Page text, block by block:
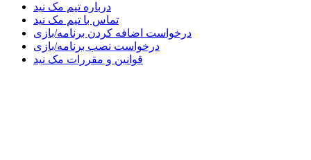
درباره تیم مک نید
تماس با تیم مک نید
درخواست اضافه کردن برنامه/بازی
درخواست نصب برنامه/بازی
قوانین و مقررات مک نید